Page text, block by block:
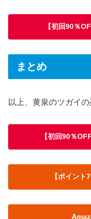
【初回90％
まとめ
以上、黄泉のツガイ
【初回90％
【ポイン